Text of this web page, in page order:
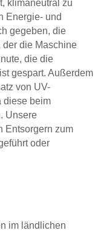
klimaneutral zu
Energie- und
gegeben, die
der die Maschine
die die
gespart. Außerdem
von UV-
diese beim
Unsere
Entsorgern zum
oder
im ländlichen